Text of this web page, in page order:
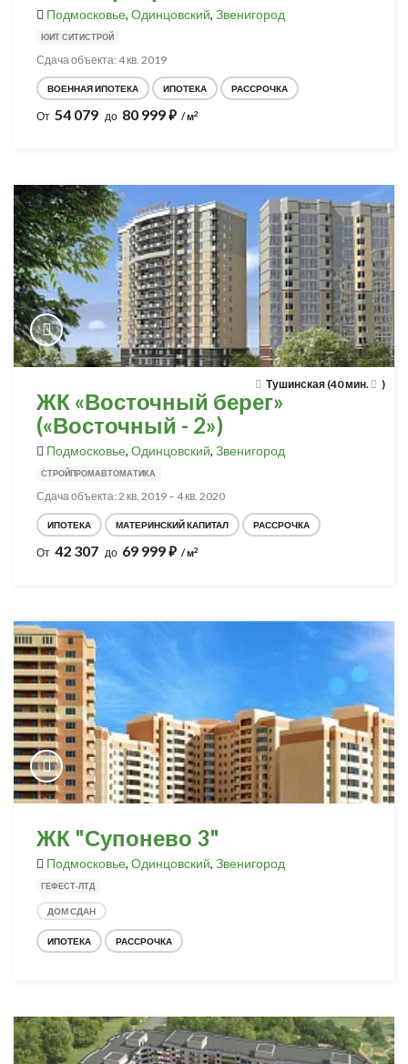
Подмосковье, Одинцовский, Звенигород
ЮИТ СИТИСТРОЙ
Сдача объекта: 4 кв. 2019
ВОЕННАЯ ИПОТЕКА ИПОТЕКА РАССРОЧКА
От 54 079 до 80 999⃏ / м2
Тушинская (40 мин. )
ЖК «Восточный берег»
(«Восточный - 2»)
Подмосковье, Одинцовский, Звенигород
СТРОЙПРОМАВТОМАТИКА
Сдача объекта: 2 кв. 2019 – 4 кв. 2020
ИПОТЕКА МАТЕРИНСКИЙ КАПИТАЛ РАССРОЧКА
От 42 307 до 69 999⃏ / м2
ЖК "Супонево 3"
Подмосковье, Одинцовский, Звенигород
ГЕФЕСТ-ЛТД
ДОМ СДАН
ИПОТЕКА РАССРОЧКА